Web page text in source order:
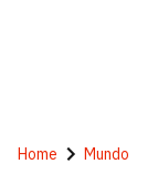
Home Mundo